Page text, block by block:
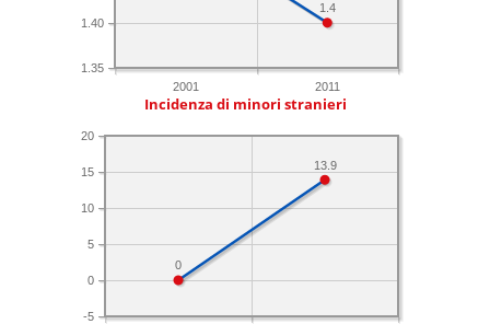
2001 2011
1.35
1.40
1.4
Incidenza di minori stranieri
-5
0
5
10
15
20
13.9
0